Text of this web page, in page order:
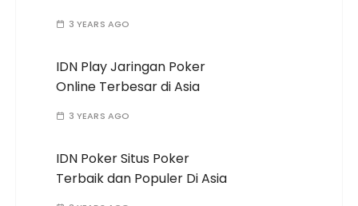
3 YEARS AGO
IDN Play Jaringan Poker
Online Terbesar di Asia
3 YEARS AGO
IDN Poker Situs Poker
Terbaik dan Populer Di Asia